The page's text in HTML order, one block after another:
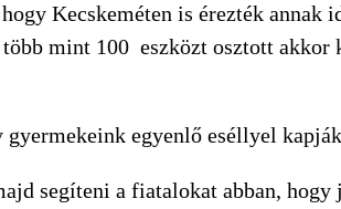
Kecskeméten is érezték annak
mint 100 eszközt osztott
egyenlő eséllyel
segíteni a fiatalokat abban, hogy